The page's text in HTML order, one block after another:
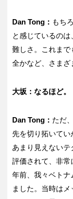
Dan Tong： もち
と感じているの
難しさ。これま
全かなど、さまざ
大坂：なるほど。
Dan Tong： ただ
先を切り拓いて
あまり見えないテ
評価されて、非
年前、我々ベトナ
ました。当時は